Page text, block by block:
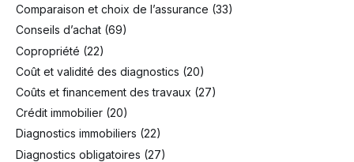
Comparaison et choix de l’assurance (33)
Conseils d’achat (69)
Copropriété (22)
Coût et validité des diagnostics (20)
Coûts et financement des travaux (27)
Crédit immobilier (20)
Diagnostics immobiliers (22)
Diagnostics obligatoires (27)